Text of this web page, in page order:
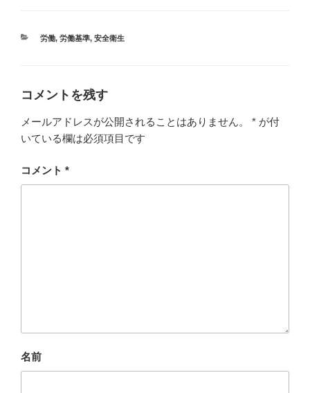
カ
労働, 労働基準, 安全衛生
コメントを残す
メールアドレスが公開されることはありません。 * が付
いている欄は必須項目です
コメント *
名前